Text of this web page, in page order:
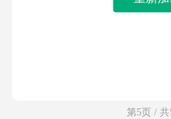
第5页 / 共